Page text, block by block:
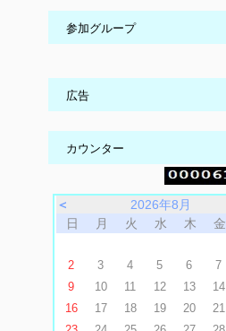
参加グループ
広告
カウンター
＜ 2026年8月
日
月 火 水 木 金
2
3 4 5 6 7
9
10 11 12 13 14
16
17 18 19 20 21